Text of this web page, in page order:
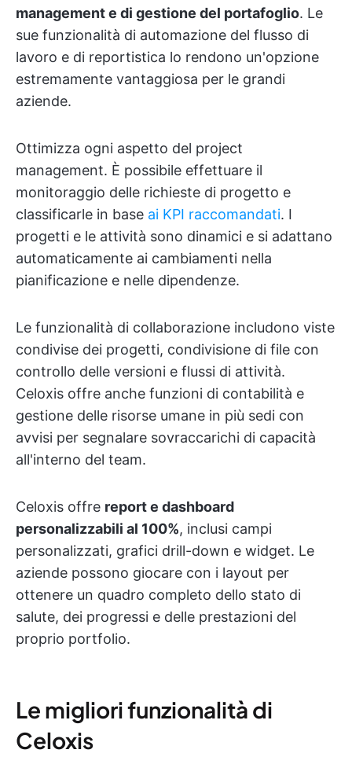
management e di gestione del portafoglio. Le
sue funzionalità di automazione del flusso di
lavoro e di reportistica lo rendono un'opzione
estremamente vantaggiosa per le grandi
aziende.
Ottimizza ogni aspetto del project
management. È possibile effettuare il
monitoraggio delle richieste di progetto e
classificarle in base ai KPI raccomandati. I
progetti e le attività sono dinamici e si adattano
automaticamente ai cambiamenti nella
pianificazione e nelle dipendenze.
Le funzionalità di collaborazione includono viste
condivise dei progetti, condivisione di file con
controllo delle versioni e flussi di attività.
Celoxis offre anche funzioni di contabilità e
gestione delle risorse umane in più sedi con
avvisi per segnalare sovraccarichi di capacità
all'interno del team.
Celoxis offre report e dashboard
personalizzabili al 100%, inclusi campi
personalizzati, grafici drill-down e widget. Le
aziende possono giocare con i layout per
ottenere un quadro completo dello stato di
salute, dei progressi e delle prestazioni del
proprio portfolio.
Le migliori funzionalità di
Celoxis